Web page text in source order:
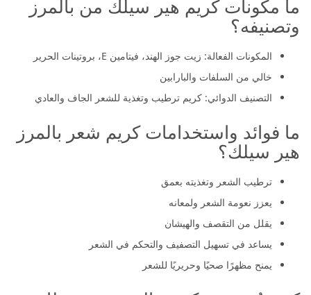
ما مكونات كريم هير سيلك من بالمرز
وتصنيفه؟
المكونات الفعالة: زيت جوز الهند، فيتامين E، بروتينات الحرير
خالي من السلفات والبارابين
التصنيف الدوائي: كريم ترطيب وتغذية للشعر الجاف والعادي
ما فوائد واستخدامات كريم شعر بالمرز
هير سيلك؟
ترطيب الشعر وتغذيته بعمق
يعزز نعومة الشعر ولمعانه
يقلل من التقصف والهيشان
يساعد في تسهيل التصفيف والتحكم في الشعر
يمنح مظهرًا صحيًا وحريريًا للشعر